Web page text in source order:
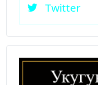
Twitter